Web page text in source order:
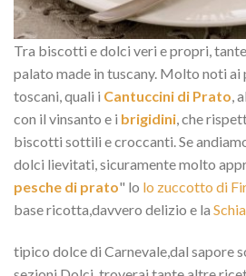
Tra biscotti e dolci veri e propri,
palato made in tuscany. Molto noti
toscani, quali i Cantuccini di Prato,
con il vinsanto e i brigidini, che
biscotti sottili e croccanti. Se
dolci lievitati, sicuramente molto
pesche di prato" lo lo zuccotto di
base ricotta,davvero delizio e la
tipico dolce di Carnevale,dal sapore